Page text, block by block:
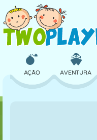
AÇÃO AVENTURA